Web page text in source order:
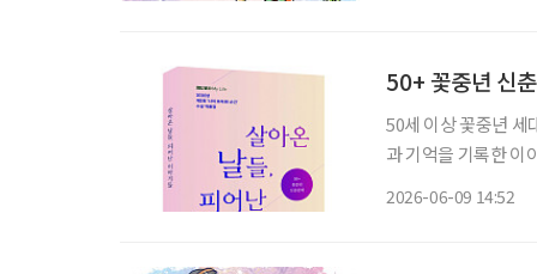
50+ 꽃중년 신
50세 이상 꽃중년 세
과 기억을 기록한 이야기들이 한 권
2026-06-09 14:52